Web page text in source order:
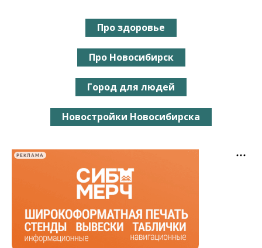
Про здоровье
Про Новосибирск
Город для людей
Новостройки Новосибирска
РЕКЛАМА